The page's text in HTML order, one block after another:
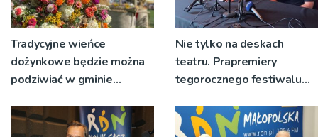
Tradycyjne wieńce
dożynkowe będzie można
podziwiać w gminie
Nie tylko na deskach
teatru. Prapremiery
tegorocznego festiwalu
niecodziennych
okolicznościach